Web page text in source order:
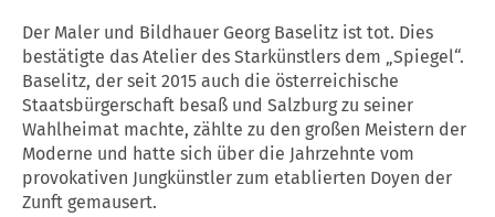
Der Maler und Bildhauer Georg Baselitz ist tot. Dies
bestätigte das Atelier des Starkünstlers dem „Spiegel“.
Baselitz, der seit 2015 auch die österreichische
Staatsbürgerschaft besaß und Salzburg zu seiner
Wahlheimat machte, zählte zu den großen Meistern der
Moderne und hatte sich über die Jahrzehnte vom
provokativen Jungkünstler zum etablierten Doyen der
Zunft gemausert.